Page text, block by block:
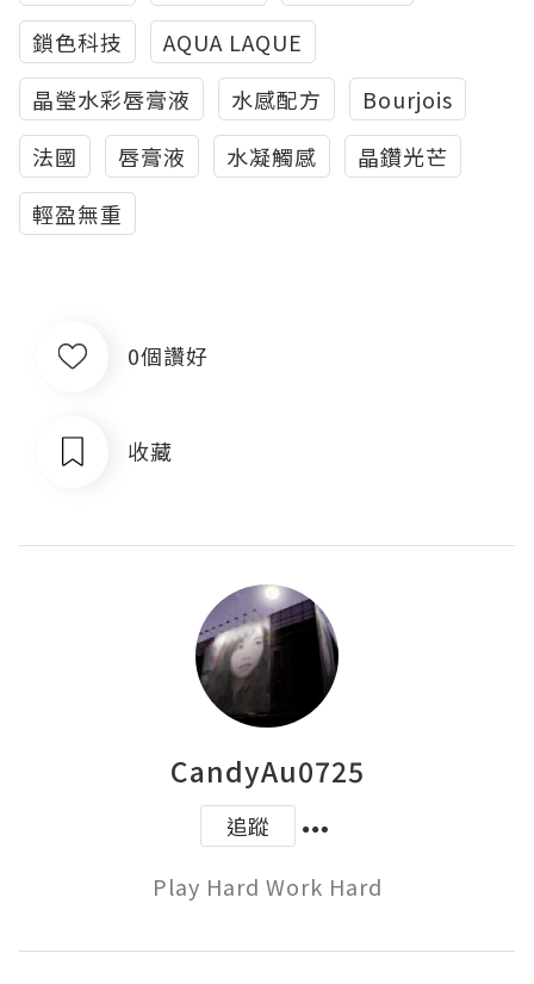
鎖色科技
AQUA LAQUE
晶瑩水彩唇膏液
水感配方
Bourjois
法國
唇膏液 水凝觸感
晶鑽光芒
輕盈無重
0個讚好
收藏
CandyAu0725
追蹤
Play Hard Work Hard